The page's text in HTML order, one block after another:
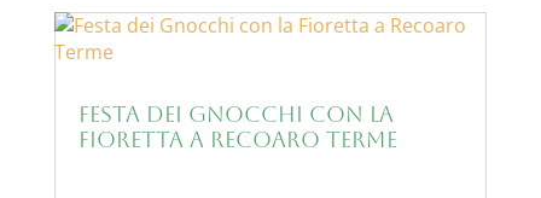
Festa dei Gnocchi con la
Fioretta a Recoaro Terme